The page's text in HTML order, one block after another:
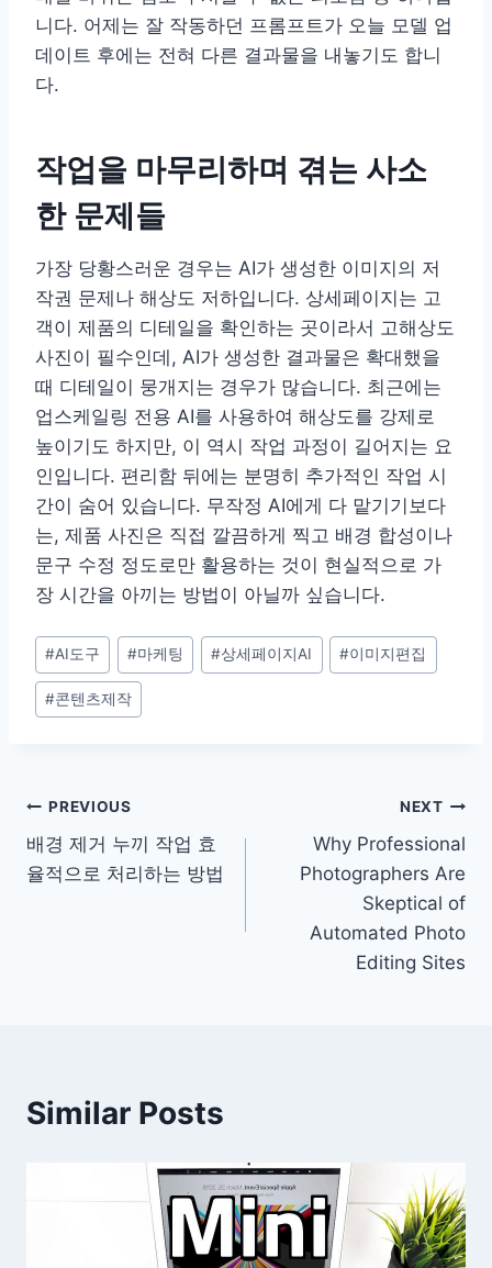
니다. 어제는 잘 작동하던 프롬프트가 오늘 모델 업
데이트 후에는 전혀 다른 결과물을 내놓기도 합니
다.
작업을 마무리하며 겪는 사소
한 문제들
가장 당황스러운 경우는 AI가 생성한 이미지의 저
작권 문제나 해상도 저하입니다. 상세페이지는 고
객이 제품의 디테일을 확인하는 곳이라서 고해상도
사진이 필수인데, AI가 생성한 결과물은 확대했을
때 디테일이 뭉개지는 경우가 많습니다. 최근에는
업스케일링 전용 AI를 사용하여 해상도를 강제로
높이기도 하지만, 이 역시 작업 과정이 길어지는 요
인입니다. 편리함 뒤에는 분명히 추가적인 작업 시
간이 숨어 있습니다. 무작정 AI에게 다 맡기기보다
는, 제품 사진은 직접 깔끔하게 찍고 배경 합성이나
문구 수정 정도로만 활용하는 것이 현실적으로 가
장 시간을 아끼는 방법이 아닐까 싶습니다.
Post
Tags:
#AI도구 #마케팅 #상세페이지AI #이미지편집
#콘텐츠제작
Post
navigation
PREVIOUS
배경 제거 누끼 작업 효
율적으로 처리하는 방법
NEXT
Why Professional
Photographers Are
Skeptical of
Automated Photo
Editing Sites
Similar Posts